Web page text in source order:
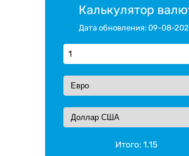
Калькулятор
Дата обновления: 09-08-
Итого:1.15